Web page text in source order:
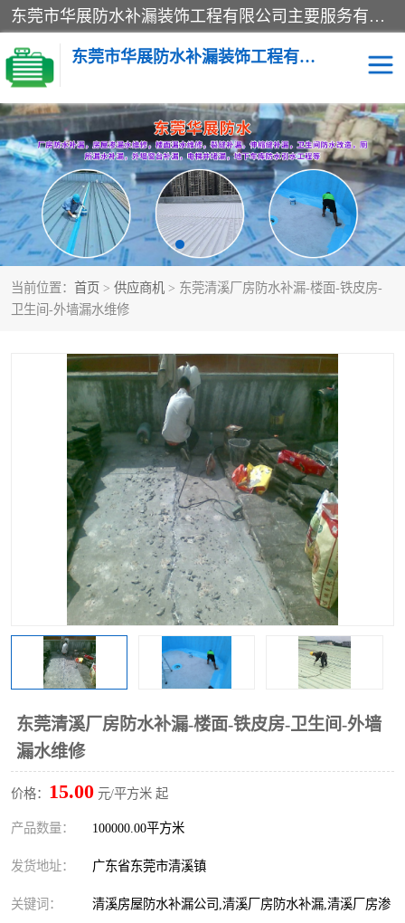
东莞市华展防水补漏装饰工程有限公司主要服务有：东莞防水补漏，东莞厂房防水补漏，东莞房屋渗漏水维修，楼面漏水维修，裂缝补漏，伸缩缝补漏，卫生间防水改造，厕所漏水补漏，外墙窗台补漏，电梯井堵漏，地下车库防水引水工程等
东莞市华展防水补漏装饰工程有限公司
当前位置： 首页 > 供应商机 > 东莞清溪厂房防水补漏-楼面-铁皮房-
卫生间-外墙漏水维修
东莞清溪厂房防水补漏-楼面-铁皮房-卫生间-外墙
漏水维修
价格： 15.00 元/平方米 起
产品数量： 100000.00平方米
发货地址： 广东省东莞市清溪镇
关键词：
清溪房屋防水补漏公司,清溪厂房防水补漏,清溪厂房渗
楼面防水补漏 外墙防水补漏
阳台卫生间防水补漏 地下室防水补漏
金属房搭建及补漏